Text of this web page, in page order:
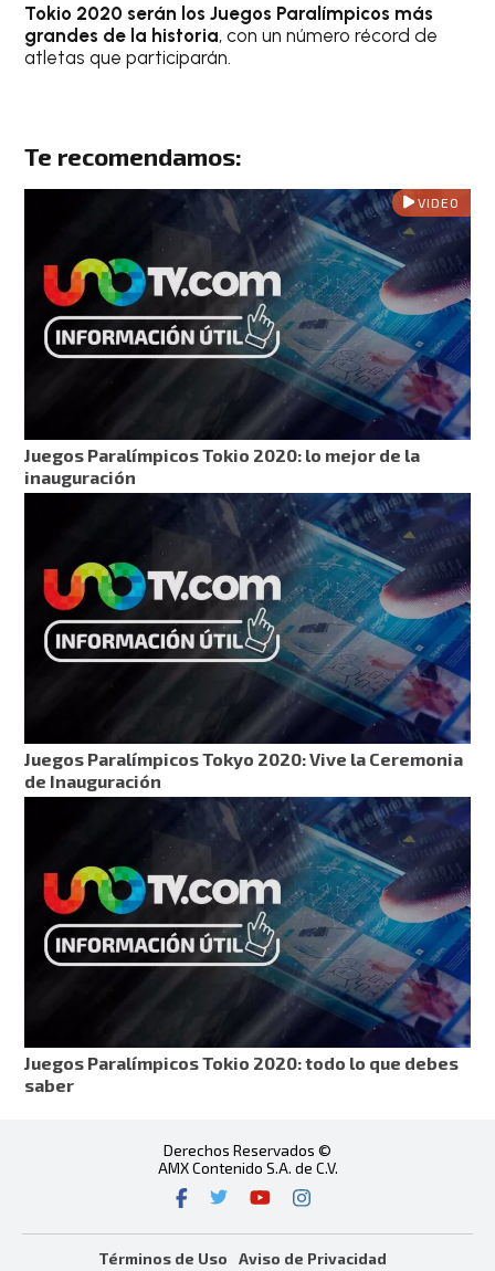
Tokio 2020 serán los Juegos Paralímpicos más
grandes de la historia, con un número récord de
atletas que participarán.
Te recomendamos:
VIDEO
Juegos Paralímpicos Tokio 2020: lo mejor de la
inauguración
Juegos Paralímpicos Tokyo 2020: Vive la Ceremonia
de Inauguración
Juegos Paralímpicos Tokio 2020: todo lo que debes
saber
Derechos Reservados ©
AMX Contenido S.A. de C.V.
Términos de Uso Aviso de Privacidad